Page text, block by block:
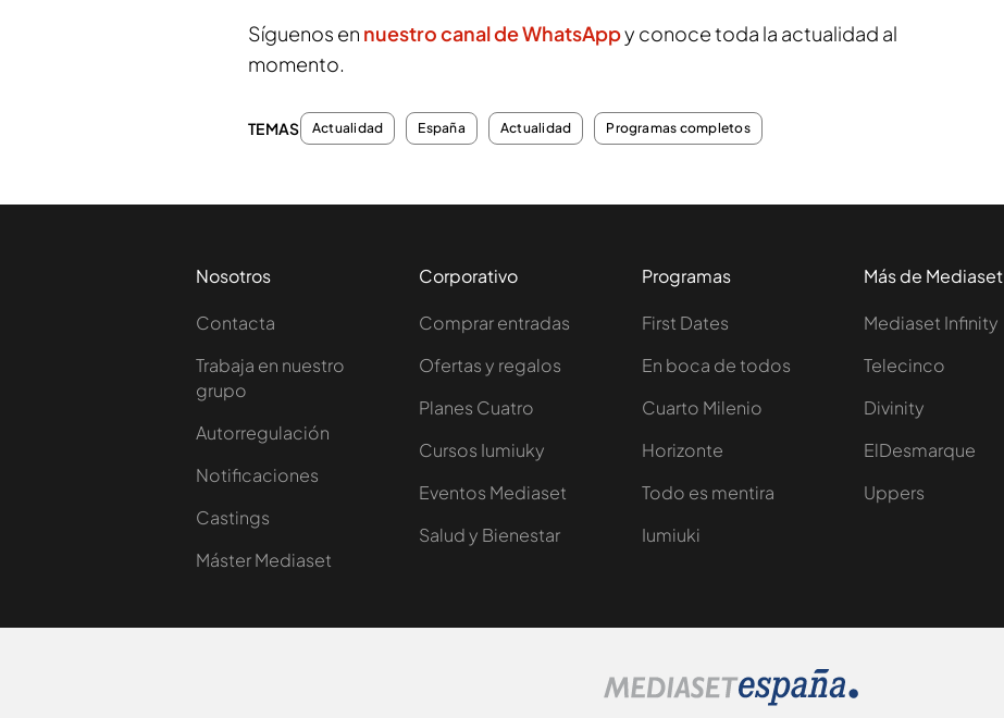
Síguenos en nuestro canal de WhatsAppy conoce toda la actualidad al
momento.
TEMAS Actualidad España Actualidad Programas completos
Nosotros
Contacta
Trabaja en nuestro
grupo
Autorregulación
Notificaciones
Castings
Máster Mediaset
Corporativo
Comprar entradas
Ofertas y regalos
Planes Cuatro
Cursos Iumiuky
Eventos Mediaset
Salud y Bienestar
Programas
First Dates
En boca de todos
Cuarto Milenio
Horizonte
Todo es mentira
Iumiuki
Más de Mediaset
Mediaset Infinity
Telecinco
Divinity
ElDesmarque
Uppers